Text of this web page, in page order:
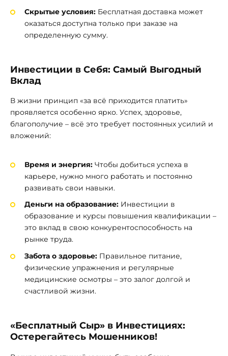
Скрытые условия: Бесплатная доставка может
оказаться доступна только при заказе на
определенную сумму.
Инвестиции в Себя: Самый Выгодный
Вклад
В жизни принцип «за всё приходится платить»
проявляется особенно ярко. Успех, здоровье,
благополучие – всё это требует постоянных усилий и
вложений:
Время и энергия: Чтобы добиться успеха в
карьере, нужно много работать и постоянно
развивать свои навыки.
Деньги на образование: Инвестиции в
образование и курсы повышения квалификации –
это вклад в свою конкурентоспособность на
рынке труда.
Забота о здоровье: Правильное питание,
физические упражнения и регулярные
медицинские осмотры – это залог долгой и
счастливой жизни.
«Бесплатный Сыр» в Инвестициях:
Остерегайтесь Мошенников!